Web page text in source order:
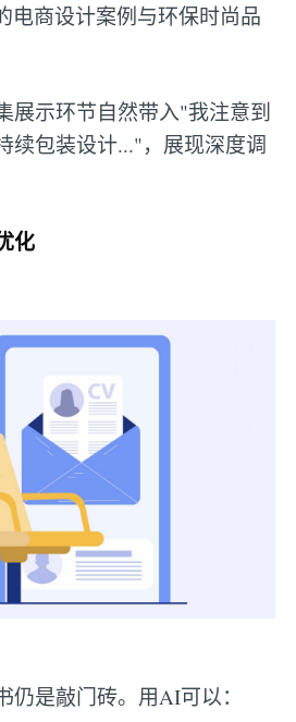
电商设计案例与环保时尚品
展示环节自然带入"我注意到
续包装设计..."，展现深度调
化
仍是敲门砖。用AI可以：